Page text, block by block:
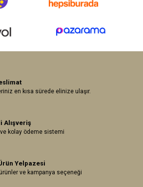
en kısa sürede elinize ulaşır.
Alışveriş
kolay ödeme sistemi
Yelpazesi
ve kampanya seçeneği